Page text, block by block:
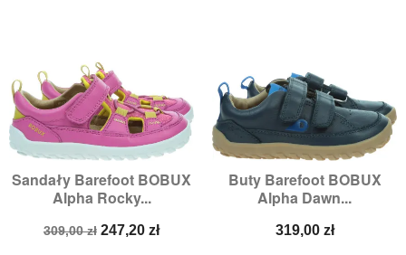
Sandały Barefoot BOBUX
Alpha Rocky...
Cena
309,00 zł Cena
247,20 zł
Buty Barefoot BOBUX
Alpha Dawn...
Cena
319,00 zł